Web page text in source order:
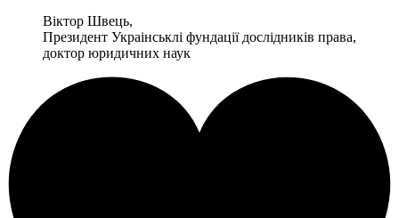
Віктор Швець,
Президент Украінськлі фундації дослідників права,
доктор юридичних наук